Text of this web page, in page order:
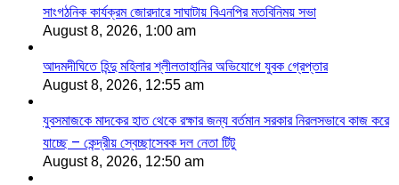
সাংগঠনিক কার্যক্রম জোরদারে সাঘাটায় বিএনপির মতবিনিময় সভা
August 8, 2026, 1:00 am
আদমদীঘিতে হিন্দু মহিলার শ্লীলতাহানির অভিযোগে যুবক গ্রেপ্তার
August 8, 2026, 12:55 am
যুবসমাজকে মাদকের হাত থেকে রক্ষার জন্য বর্তমান সরকার নিরলসভাবে কাজ করে
যাচ্ছে – কেন্দ্রীয় স্বেচ্ছাসেবক দল নেতা টিটু
August 8, 2026, 12:50 am